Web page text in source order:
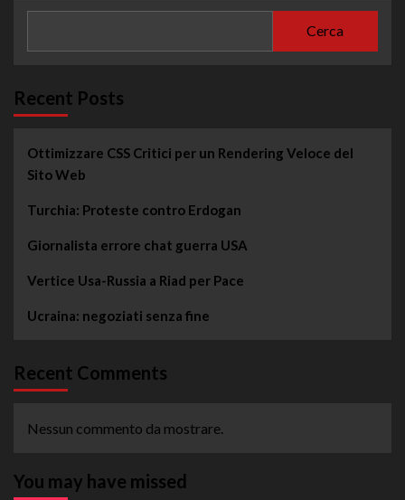
Cerca
Recent Posts
Ottimizzare CSS Critici per un Rendering Veloce del
Sito Web
Turchia: Proteste contro Erdogan
Giornalista errore chat guerra USA
Vertice Usa-Russia a Riad per Pace
Ucraina: negoziati senza fine
Recent Comments
Nessun commento da mostrare.
You may have missed